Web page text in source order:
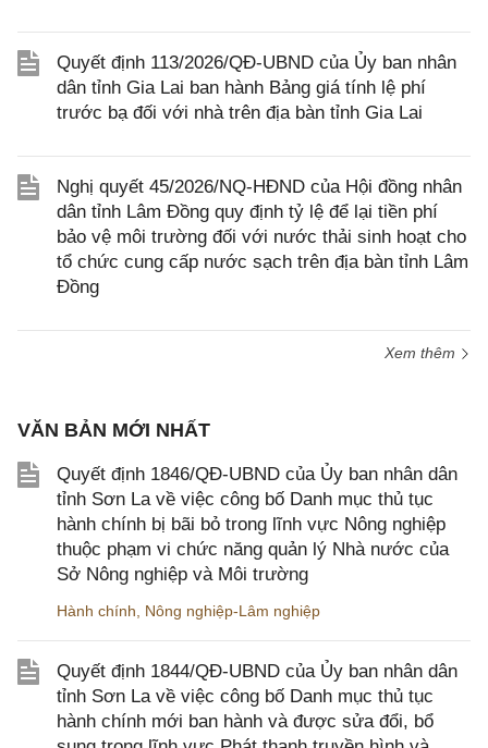
Quyết định 113/2026/QĐ-UBND của Ủy ban nhân
dân tỉnh Gia Lai ban hành Bảng giá tính lệ phí
trước bạ đối với nhà trên địa bàn tỉnh Gia Lai
Nghị quyết 45/2026/NQ-HĐND của Hội đồng nhân
dân tỉnh Lâm Đồng quy định tỷ lệ để lại tiền phí
bảo vệ môi trường đối với nước thải sinh hoạt cho
tổ chức cung cấp nước sạch trên địa bàn tỉnh Lâm
Đồng
Xem thêm
VĂN BẢN MỚI NHẤT
Quyết định 1846/QĐ-UBND của Ủy ban nhân dân
tỉnh Sơn La về việc công bố Danh mục thủ tục
hành chính bị bãi bỏ trong lĩnh vực Nông nghiệp
thuộc phạm vi chức năng quản lý Nhà nước của
Sở Nông nghiệp và Môi trường
Hành chính Nông nghiệp-Lâm nghiệp
Quyết định 1844/QĐ-UBND của Ủy ban nhân dân
tỉnh Sơn La về việc công bố Danh mục thủ tục
hành chính mới ban hành và được sửa đổi, bổ